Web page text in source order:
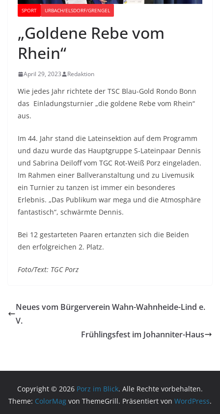
SPORT URBACH/ELSDORF/GRENGEL
„Goldene Rebe vom
Rhein“
April 29, 2023 Redaktion
Wie jedes Jahr richtete der TSC Blau-Gold Rondo Bonn
das Einladungsturnier „die goldene Rebe vom Rhein“
aus.
Im 44. Jahr stand die Lateinsektion auf dem Programm
und dazu wurde das Hauptgruppe S-Lateinpaar Dennis
und Sabrina Deiloff vom TGC Rot-Weiß Porz eingeladen.
Im Rahmen einer Ballveranstaltung und zu Livemusik
ein Turnier zu tanzen ist immer ein besonderes
Erlebnis. „Das Publikum war mega und die Atmosphäre
fantastisch“, schwärmte Dennis.
Bei 12 gestarteten Paaren ertanzten sich die Beiden
den erfolgreichen 2. Platz.
Foto/Text: TGC Porz
Neues vom Bürgerverein Wahn-Wahnheide-Lind e.
V.
Frühlingsfest im Johanniter-Haus
Copyright © 2026 Porz im Blick. Alle Rechte vorbehalten.
Theme: ColorMag von ThemeGrill. Präsentiert von WordPress.